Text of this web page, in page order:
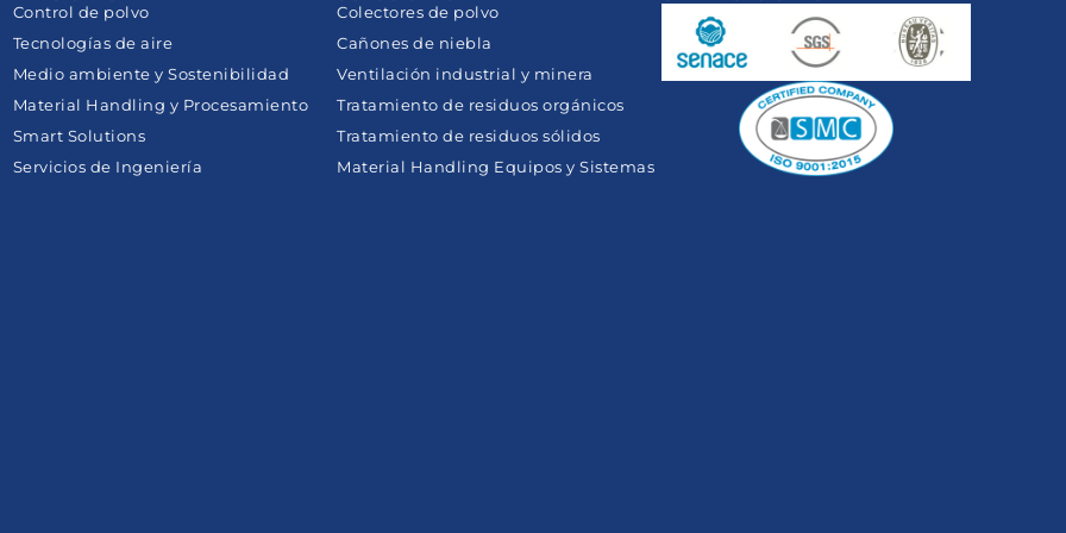
Control de polvo
Tecnologías de aire
Medio ambiente y Sostenibilidad
Material Handling y Procesamiento
Smart Solutions
Servicios de Ingeniería
Colectores de polvo
Cañones de niebla
Ventilación industrial y minera
Tratamiento de residuos orgánicos
Tratamiento de residuos sólidos
Material Handling Equipos y Sistemas